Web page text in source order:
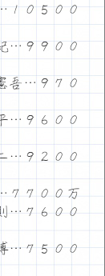
１０５００
…９９００
吾…９７０
…９６００
…９２００
７７００万
…７６００
…７５００